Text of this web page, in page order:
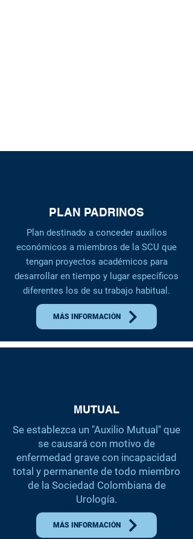
PLAN PADRINOS
Plan destinado a conceder auxilios
económicos a miembros de la SCU que
tengan proyectos académicos para
desarrollar en tiempo y lugar específicos
diferentes los de su trabajo habitual.
MÁS INFORMACIÓN
MUTUAL
Se establezca un "Auxilio Mutual" que
se causará con motivo de
enfermedad grave con incapacidad
total y permanente de todo miembro
de la Sociedad Colombiana de
Urología.
MÁS INFORMACIÓN